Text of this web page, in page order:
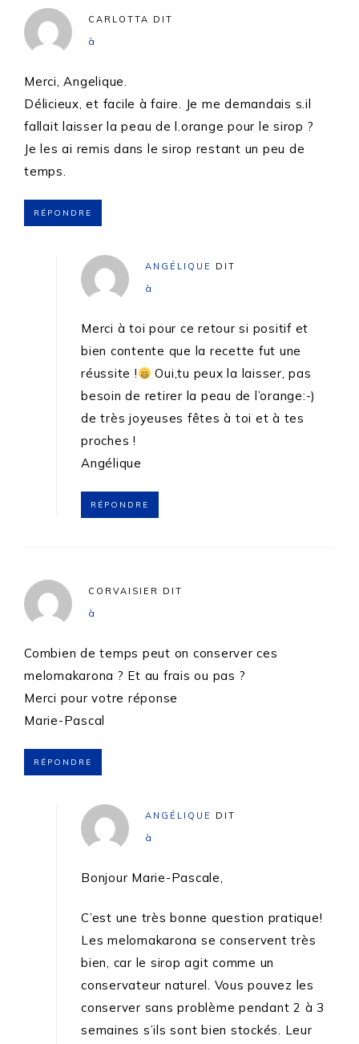
CARLOTTA DIT
à
Merci, Angelique.
Délicieux, et facile à faire. Je me demandais s.il
fallait laisser la peau de l.orange pour le sirop ?
Je les ai remis dans le sirop restant un peu de
temps.
RÉPONDRE
ANGÉLIQUE DIT
à
Merci à toi pour ce retour si positif et
bien contente que la recette fut une
réussite !
Oui,tu peux la laisser, pas
besoin de retirer la peau de l’orange:-)
de très joyeuses fêtes à toi et à tes
proches !
Angélique
RÉPONDRE
CORVAISIER DIT
à
Combien de temps peut on conserver ces
melomakarona ? Et au frais ou pas ?
Merci pour votre réponse
Marie-Pascal
RÉPONDRE
ANGÉLIQUE DIT
à
Bonjour Marie-Pascale,
C’est une très bonne question pratique!
Les melomakarona se conservent très
bien, car le sirop agit comme un
conservateur naturel. Vous pouvez les
conserver sans problème pendant 2 à 3
semaines s’ils sont bien stockés. Leur